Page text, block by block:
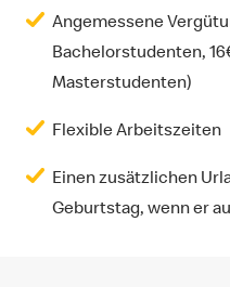
Angemessene
Bachelorstudenten,
Masterstudenten)
Flexible Arbeitszeiten
Einen zusätzlichen
Geburtstag, wenn er